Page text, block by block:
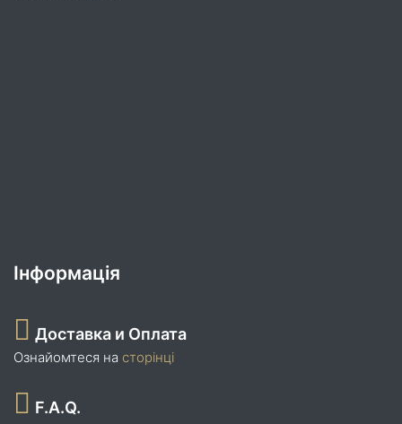
Інформація
Доставка и Оплата
Ознайомтеся на сторінці
F.A.Q.